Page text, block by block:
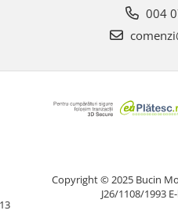
004
Copyright © 2025 Bucin
J26/1108/1993